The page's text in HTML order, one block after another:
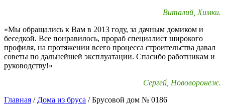
Виталий, Химки.
«Мы обращались к Вам в 2013 году, за дачным домиком и
беседкой. Все понравилось, прораб специалист широкого
профиля, на протяжении всего процесса строительства давал
советы по дальнейшей эксплуатации. Спасибо работникам и
руководству!»
Сергей, Нововоронеж.
Главная / Дома из бруса /Брусовой дом № 0186